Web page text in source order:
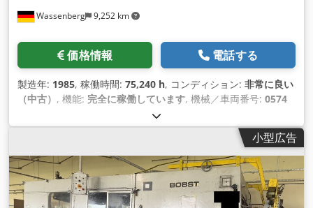
Wassenberg 9,252 km
価格情報 電話する
製造年: 1985, 稼働時間: 75,240 h, コンディション: 非常に良い
（中古） , 機能: 完全に稼働しています, 機械／車両番号: 0574
小型広告